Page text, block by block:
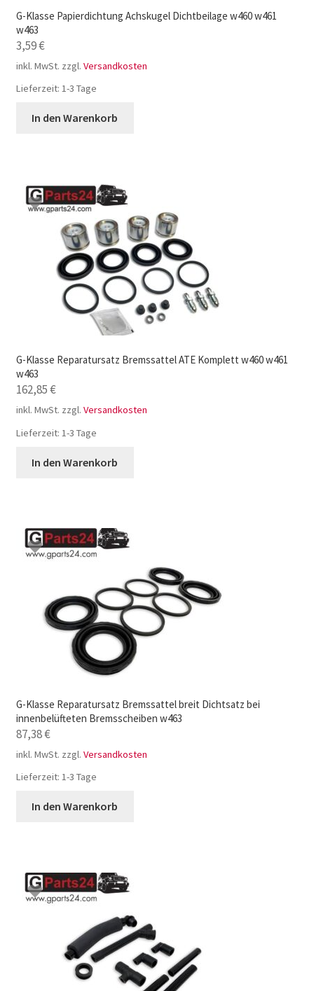
G-Klasse Papierdichtung Achskugel Dichtbeilage w460 w461
w463
3,59€
inkl. MwSt. zzgl. Versandkosten
Lieferzeit: 1-3 Tage
In den Warenkorb
G-Klasse Reparatursatz Bremssattel ATE Komplett w460 w461
w463
162,85€
inkl. MwSt. zzgl. Versandkosten
Lieferzeit: 1-3 Tage
In den Warenkorb
G-Klasse Reparatursatz Bremssattel breit Dichtsatz bei
innenbelüfteten Bremsscheiben w463
87,38€
inkl. MwSt. zzgl. Versandkosten
Lieferzeit: 1-3 Tage
In den Warenkorb